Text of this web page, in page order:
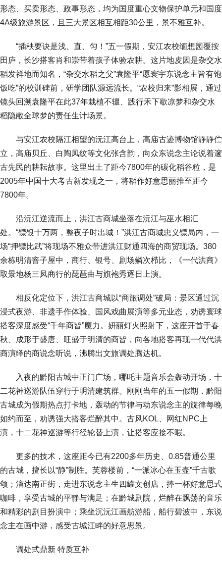
形态、买卖形态、政事形态，均为国度重心文物保护单元和国度
4A级旅游景区，且三大景区相互相距30公里，景不雅互补。
“插秧要诀是浅、直、匀！”五一假期，安江农校缅想园覆按
田庐，长沙搭客肖和崇带着孩子体验农耕。这片地皮因是杂交水
稻发祥地而知名，“杂交水稻之父”袁隆平“愿寰宇东说念主皆有饱
饭吃”的校训碑前，研学团队源远流长。“农校归来”影相展，通过
镜头回溯袁隆平在此37年栽植不辍、践行禾下歇凉梦和杂交水
稻隐敝全球梦的责任生计场景。
与安江农校隔江相望的沅江高台上，高庙古迹博物馆静静伫
立，高庙贝丘、白陶凤纹等文化张含韵，向众东说念主论说着邃
古先民的耕耘故事。这里出土了距今7800年的碳化稻谷粒，是
2005年中国十大考古新发现之一，将稻作好意思丽推至距今
7800年。
沿沅江逆流而上，洪江古商城坐落在沅江与巫水相汇
处。“镖银十万两，整夜子时出城！”洪江古商城忠义镖局内，一
场“押镖比武”将现场不雅众带进洪江财通四海的商贸现场。380
余栋明清窨子屋中，商行、银号、剧场鳞次栉比，《一代洪商》
取景地杨三凤商行的琵琶曲与旗袍秀逐日上演。
相反化定位下，洪江古商城以“商旅调处”破局：景区通过沉
浸式夜游、非遗手作体验、国风戏曲展演等多元业态，劝诱寰球
搭客深度感受“千年商皆”魔力。妍丽灯火照射下，这座开首于春
秋、成形于盛唐、旺盛于明清的商皆，向各地搭客再现一代代洪
商演绎的商说念听说，沸腾出文旅调处腾达机。
入夜的黔阳古城中正门广场，哪吒主题音乐会轰动开场，十
二花神巡游队伍穿行于明清建筑群。刚刚当年的五一假期，黔阳
古城成为假期热点打卡地，轰动的节律与动东说念主的旋律每晚
如约而至，劝诱强大搭客烂醉其中。古风KOL、网红NPC上
演，十二花神巡游等行径轮替上演，让搭客应接不暇。
更多的技术，这座距今已有2200多年历史、0.85普通公里
的古城，擅长以“静”制胜。芙蓉楼前，“一派冰心在玉壶”千古歌
颂；溜达南正街，走进东说念主生四罐文创店，捧一杯好意思式
咖啡，享受古城的平静与满足；在黔城剧院，烂醉在飘荡的音乐
和精彩的剧目扮演中；乘坐沉沅江画舫游船，船行碧波中，东说
念主在画中游，感受古城江畔的好意思景。
调处式鼎新 特质互补